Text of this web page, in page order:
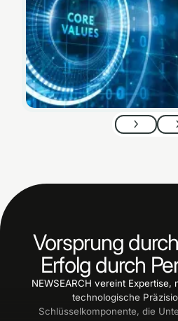
Artikel lesen
Next Next
Vorsprung
Erfolg durch
NEWSEARCH vereint
technologische
Schlüsselkomponente, die